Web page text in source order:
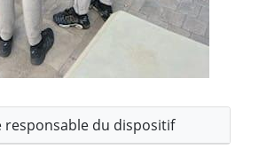
responsable du dispositif